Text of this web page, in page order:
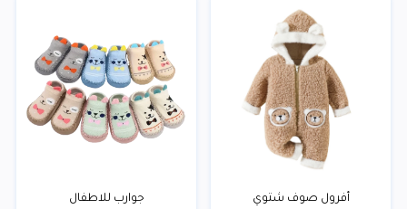
أفرول صوف شتوي جوارب للاطفال